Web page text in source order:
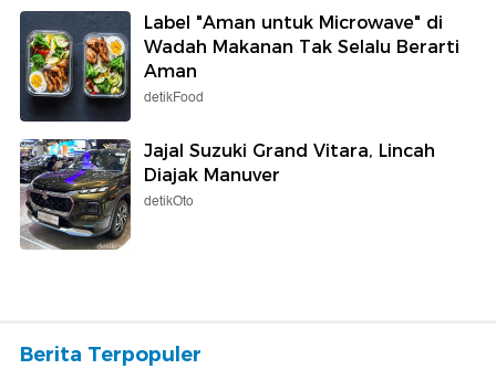
Label "Aman untuk Microwave" di
Wadah Makanan Tak Selalu Berarti
Aman
detikFood
Jajal Suzuki Grand Vitara, Lincah
Diajak Manuver
detikOto
Berita Terpopuler